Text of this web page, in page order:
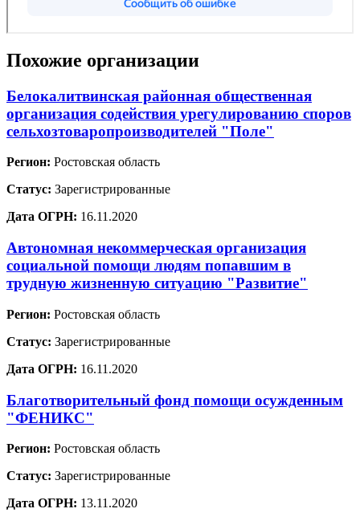
Похожие организации
Белокалитвинская районная общественная
организация содействия урегулированию споров
сельхозтоваропроизводителей "Поле"
Регион: Ростовская область
Статус: Зарегистрированные
Дата ОГРН: 16.11.2020
Автономная некоммерческая организация
социальной помощи людям попавшим в
трудную жизненную ситуацию "Развитие"
Регион: Ростовская область
Статус: Зарегистрированные
Дата ОГРН: 16.11.2020
Благотворительный фонд помощи осужденным
"ФЕНИКС"
Регион: Ростовская область
Статус: Зарегистрированные
Дата ОГРН: 13.11.2020